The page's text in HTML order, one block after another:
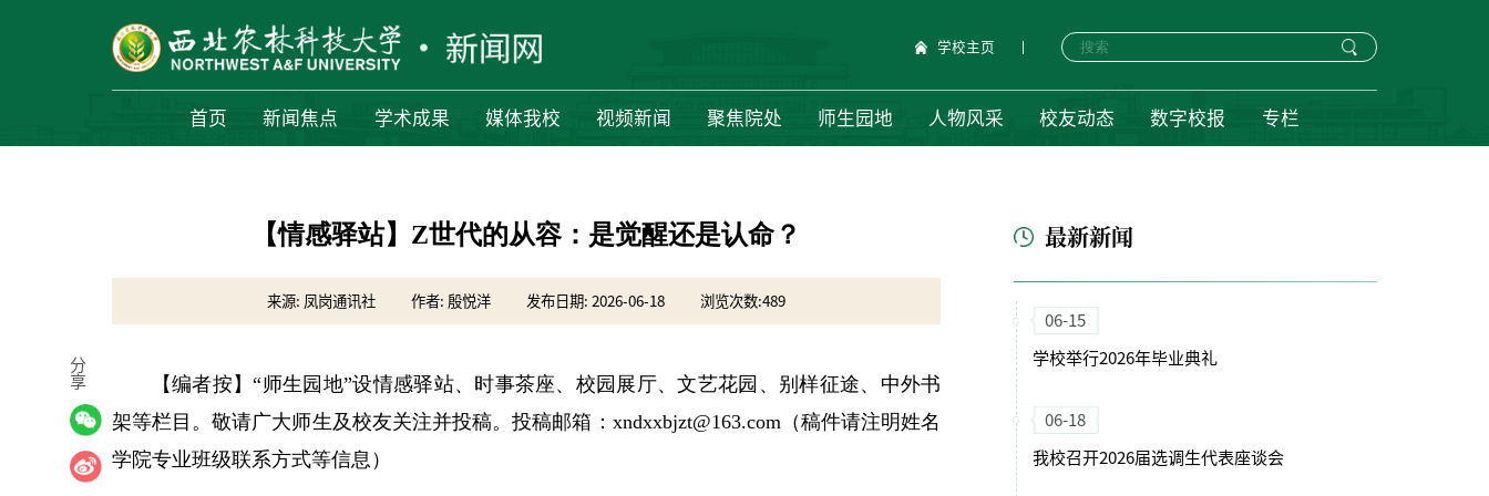
学校主页
首页 新闻焦点 学术成果 媒体我校 视频新闻 聚焦院处 师生园地 人物风采 校友动态 数字校报 专栏
【情感驿站】Z世代的从容：是觉醒还是认命？
来源: 凤岗通讯社 作者: 殷悦洋 发布日期: 2026-06-18 浏览次数:489
【编者按】“师生园地”设情感驿站、时事茶座、校园展厅、文艺花园、别样征途、中外书
架等栏目。敬请广大师生及校友关注并投稿。投稿邮箱：xndxxbjzt@163.com（稿件请注明姓名
学院专业班级联系方式等信息）
分
享
最新新闻
06-15
学校举行2026年毕业典礼
06-18
我校召开2026届选调生代表座谈会